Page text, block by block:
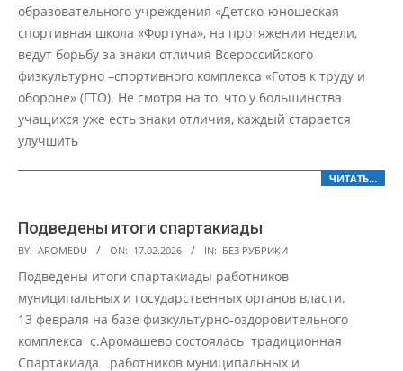
образовательного учреждения «Детско-юношеская
спортивная школа «Фортуна», на протяжении недели,
ведут борьбу за знаки отличия Всероссийского
физкультурно –спортивного комплекса «Готов к труду и
обороне» (ГТО). Не смотря на то, что у большинства
учащихся уже есть знаки отличия, каждый старается
улучшить
ЧИТАТЬ…
Подведены итоги спартакиады
2026-
02-
17
BY: AROMEDU ON: 17.02.2026 IN: БЕЗ РУБРИКИ
Подведены итоги спартакиады работников
муниципальных и государственных органов власти.
13 февраля на базе физкультурно-оздоровительного
комплекса с.Аромашево состоялась традиционная
Спартакиада работников муниципальных и